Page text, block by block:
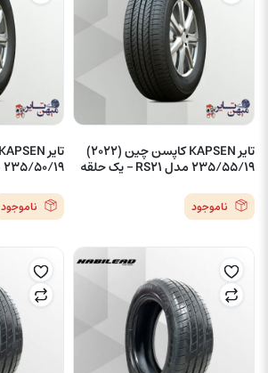
تایر KAPSEN کاپسن چین (2022)
235/55/19 مدل RS21 – یک حلقه
ناموجود
235/50/19 مدل RS21 – یک حلقه
ناموجود